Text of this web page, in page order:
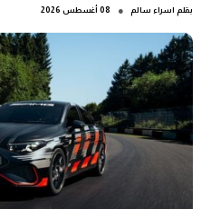
بقلم اسراء سالم ● 08 أغسطس 2026